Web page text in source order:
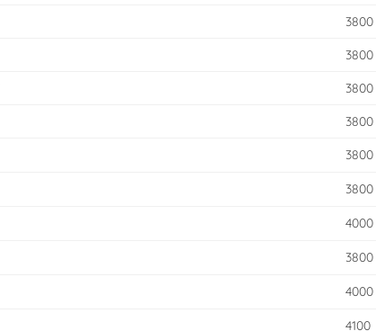
3800
3800
3800
3800
3800
3800
4000
3800
4000
4100